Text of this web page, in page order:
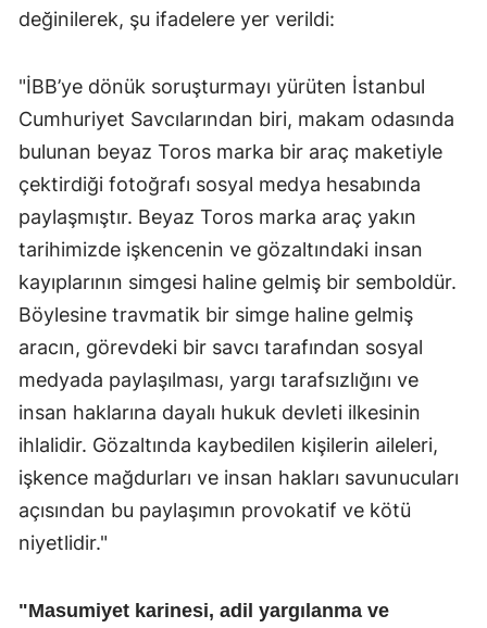
değinilerek, şu ifadelere yer verildi:
"İBB’ye dönük soruşturmayı yürüten İstanbul
Cumhuriyet Savcılarından biri, makam odasında
bulunan beyaz Toros marka bir araç maketiyle
çektirdiği fotoğrafı sosyal medya hesabında
paylaşmıştır. Beyaz Toros marka araç yakın
tarihimizde işkencenin ve gözaltındaki insan
kayıplarının simgesi haline gelmiş bir semboldür.
Böylesine travmatik bir simge haline gelmiş
aracın, görevdeki bir savcı tarafından sosyal
medyada paylaşılması, yargı tarafsızlığını ve
insan haklarına dayalı hukuk devleti ilkesinin
ihlalidir. Gözaltında kaybedilen kişilerin aileleri,
işkence mağdurları ve insan hakları savunucuları
açısından bu paylaşımın provokatif ve kötü
niyetlidir."
"Masumiyet karinesi, adil yargılanma ve